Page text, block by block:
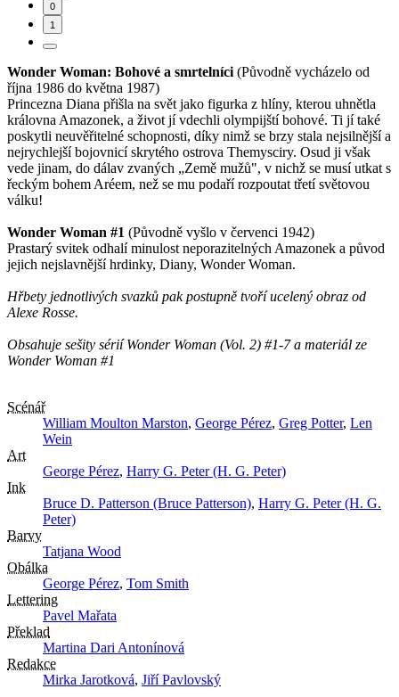
0
1
Wonder Woman: Bohové a smrtelníci (Původně vycházelo od
října 1986 do května 1987)
Princezna Diana přišla na svět jako figurka z hlíny, kterou uhnětla
královna Amazonek, a život jí vdechli olympijští bohové. Ti jí také
poskytli neuvěřitelné schopnosti, díky nimž se brzy stala nejsilnější a
nejrychlejší bojovnicí skrytého ostrova Themysciry. Osud ji však
vede jinam, do dálav zvaných „Země mužů", v nichž se musí utkat s
řeckým bohem Aréem, než se mu podaří rozpoutat třetí světovou
válku!
Wonder Woman #1 (Původně vyšlo v červenci 1942)
Prastarý svitek odhalí minulost neporazitelných Amazonek a původ
jejich nejslavnější hrdinky, Diany, Wonder Woman.
Hřbety jednotlivých svazků pak postupně tvoří ucelený obraz od
Alexe Rosse.
Obsahuje sešity sérií Wonder Woman (Vol. 2) #1-7 a materiál ze
Wonder Woman #1
Scénář
William Moulton Marston, George Pérez, Greg Potter, Len
Wein
Art
George Pérez, Harry G. Peter (H. G. Peter)
Ink
Bruce D. Patterson (Bruce Patterson), Harry G. Peter (H. G.
Peter)
Barvy
Tatjana Wood
Obálka
George Pérez, Tom Smith
Lettering
Pavel Mařata
Překlad
Martina Dari Antonínová
Redakce
Mirka Jarotková, Jiří Pavlovský